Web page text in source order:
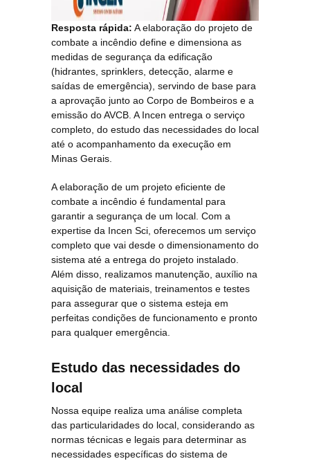
Resposta rápida: A elaboração do projeto de
combate a incêndio define e dimensiona as
medidas de segurança da edificação
(hidrantes, sprinklers, detecção, alarme e
saídas de emergência), servindo de base para
a aprovação junto ao Corpo de Bombeiros e a
emissão do AVCB. A Incen entrega o serviço
completo, do estudo das necessidades do local
até o acompanhamento da execução em
Minas Gerais.
A elaboração de um projeto eficiente de
combate a incêndio é fundamental para
garantir a segurança de um local. Com a
expertise da Incen Sci, oferecemos um serviço
completo que vai desde o dimensionamento do
sistema até a entrega do projeto instalado.
Além disso, realizamos manutenção, auxílio na
aquisição de materiais, treinamentos e testes
para assegurar que o sistema esteja em
perfeitas condições de funcionamento e pronto
para qualquer emergência.
Estudo das necessidades do
local
Nossa equipe realiza uma análise completa
das particularidades do local, considerando as
normas técnicas e legais para determinar as
necessidades específicas do sistema de